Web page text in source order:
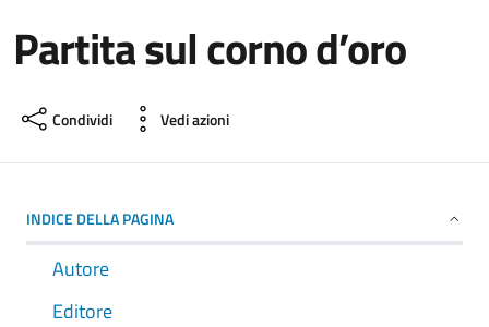
Partita sul corno d’oro
Condividi Vedi azioni
INDICE DELLA PAGINA
Autore
Editore